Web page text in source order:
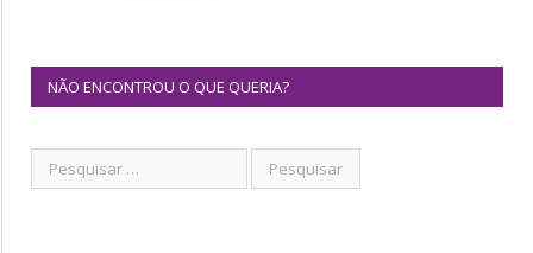
NÃO ENCONTROU O QUE QUERIA?